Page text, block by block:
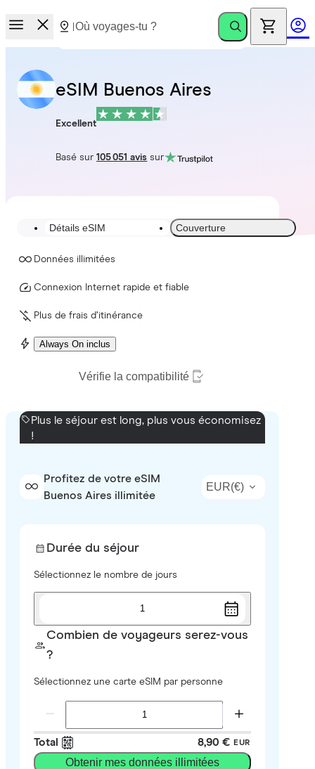
eSIM Buenos Aires
Excellent
Basé sur105 051 avis sur
Détails eSIM Couverture
Données illimitées
Connexion Internet rapide et fiable
Plus de frais d’itinérance
Always On inclus
Vérifie la compatibilité
Plus le séjour est long, plus vous économisez
!
Profitez de votre eSIM
Buenos Aires illimitée
EUR(€)
Durée du séjour
Sélectionnez le nombre de jours
1
Combien de voyageurs serez-vous
?
Sélectionnez une carte eSIM par personne
Total 8,90 € EUR
Obtenir mes données illimitées